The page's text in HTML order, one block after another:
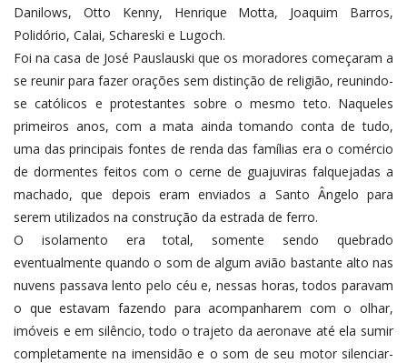
Danilows, Otto Kenny, Henrique Motta, Joaquim Barros,
Polidório, Calai, Schareski e Lugoch.
Foi na casa de José Pauslauski que os moradores começaram a
se reunir para fazer orações sem distinção de religião, reunindo-
se católicos e protestantes sobre o mesmo teto. Naqueles
primeiros anos, com a mata ainda tomando conta de tudo,
uma das principais fontes de renda das famílias era o comércio
de dormentes feitos com o cerne de guajuviras falquejadas a
machado, que depois eram enviados a Santo Ângelo para
serem utilizados na construção da estrada de ferro.
O isolamento era total, somente sendo quebrado
eventualmente quando o som de algum avião bastante alto nas
nuvens passava lento pelo céu e, nessas horas, todos paravam
o que estavam fazendo para acompanharem com o olhar,
imóveis e em silêncio, todo o trajeto da aeronave até ela sumir
completamente na imensidão e o som de seu motor silenciar-